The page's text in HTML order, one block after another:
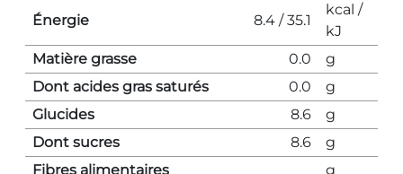
Énergie 8.4 / 35.1
kcal /
kJ
Matière grasse
0.0
g
Dont acides gras saturés
0.0
g
Glucides
8.6
g
Dont sucres
8.6
g
Fibres alimentaires
g